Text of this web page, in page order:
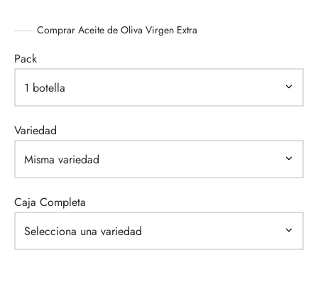
Comprar Aceite de Oliva Virgen Extra
Pack
Variedad
Caja Completa